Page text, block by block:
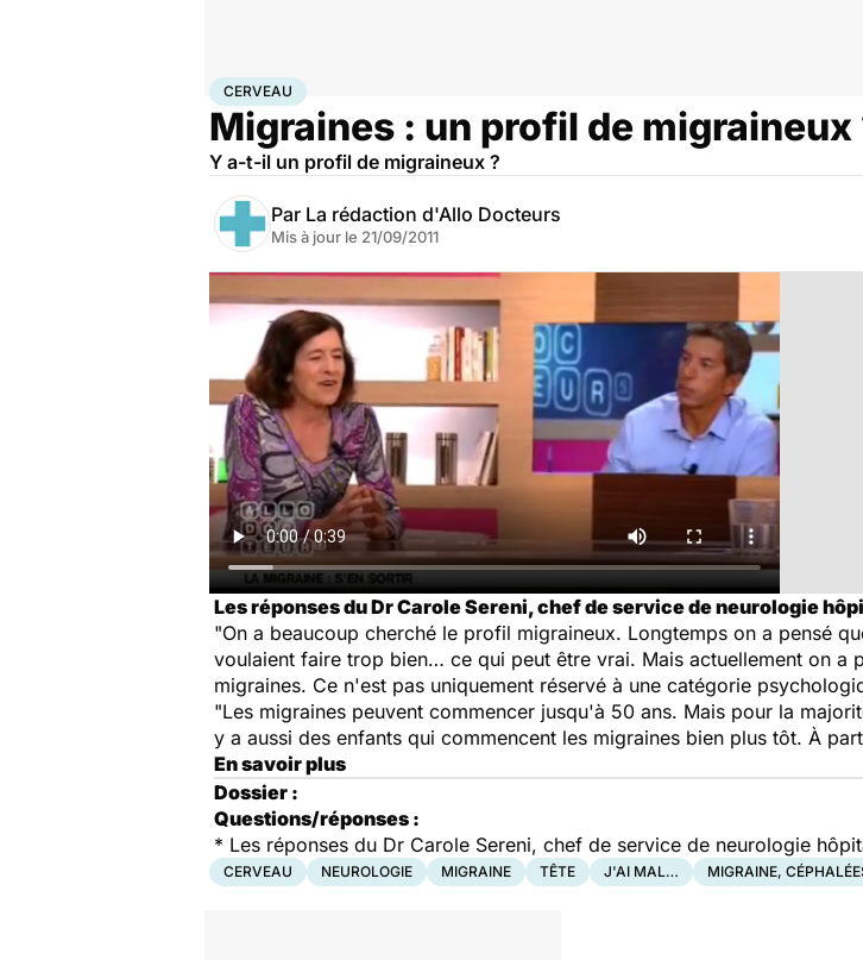
AccueilSanté Maladies
CERVEAU
Migraines : un profil de migraineux
Y a-t-il un profil de migraineux ?
Par La rédaction d'Allo Docteurs
Mis à jour le 21/09/2011
Les réponses du Dr Carole Sereni, chef de service de neurologie
"On a beaucoup cherché le profil migraineux. Longtemps on a pensé
voulaient faire trop bien… ce qui peut être vrai. Mais actuellement on a
migraines. Ce n'est pas uniquement réservé à une catégorie
"Les migraines peuvent commencer jusqu'à 50 ans. Mais pour la
y a aussi des enfants qui commencent les migraines bien plus tôt. À
En savoir plus
Dossier :
Questions/réponses :
* Les réponses du Dr Carole Sereni, chef de service de neurologie
CERVEAU NEUROLOGIE MIGRAINE TÊTE J'AI MAL… MIGRAINE,